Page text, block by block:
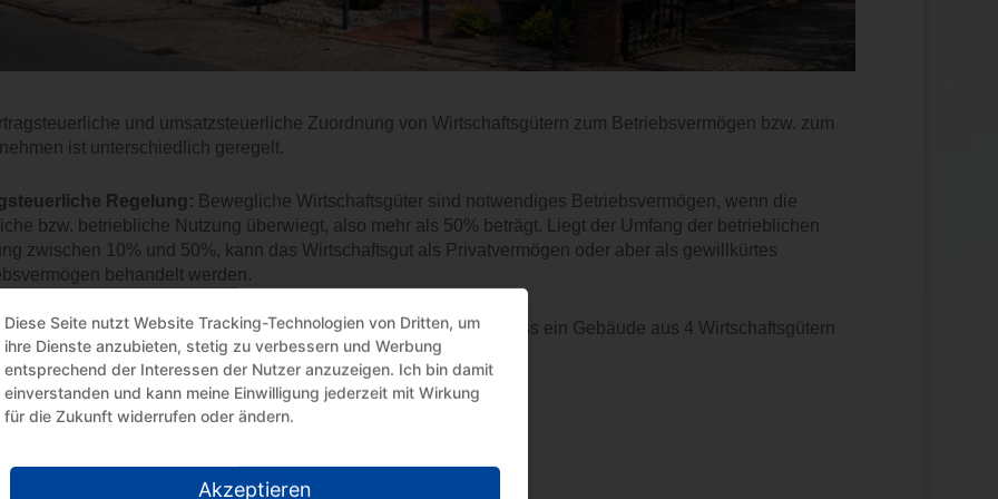
und umsatzsteuerliche Zuordnung von Wirtschaftsgütern zum Betriebsvermögen bzw. zum
ist unterschiedlich geregelt.
Regelung: Bewegliche Wirtschaftsgüter sind notwendiges Betriebsvermögen, wenn die
bzw. betriebliche Nutzung überwiegt, also mehr als 50% beträgt. Liegt der Umfang der betrieblichen
zwischen 10% und 50%, kann das Wirtschaftsgut als Privatvermögen oder aber als gewillkürtes
behandelt werden.
Gebäudeist die Zuordnung abhängig von der Nutzung, sodass ein Gebäude aus 4 Wirtschaftsgütern
kann und zwar aus einem
genutzten Gebäudeteil,
fremden Wohnzecken vermieteten Gebäudeteil,
eigenen Wohnzwecken genutzten Gebäudeteil.
Diese Seite nutzt Website Tracking-Technologien von Dritten, um
ihre Dienste anzubieten, stetig zu verbessern und Werbung
entsprechend der Interessen der Nutzer anzuzeigen. Ich bin damit
einverstanden und kann meine Einwilligung jederzeit mit Wirkung
für die Zukunft widerrufen oder ändern.
Akzeptieren